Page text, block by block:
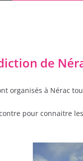
de
organisés à Nérac
pour connaitre